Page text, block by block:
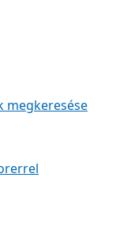
megkeresése